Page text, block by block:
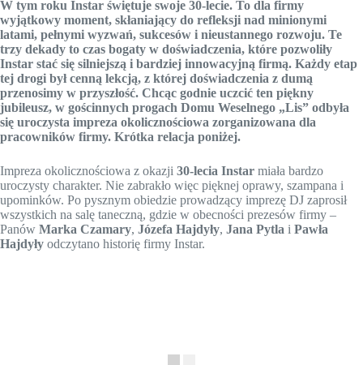
W tym roku Instar świętuje swoje 30-lecie. To dla firmy
wyjątkowy moment, skłaniający do refleksji nad minionymi
latami, pełnymi wyzwań, sukcesów i nieustannego rozwoju. Te
trzy dekady to czas bogaty w doświadczenia, które pozwoliły
Instar stać się silniejszą i bardziej innowacyjną firmą. Każdy etap
tej drogi był cenną lekcją, z której doświadczenia z dumą
przenosimy w przyszłość. Chcąc godnie uczcić ten piękny
jubileusz, w gościnnych progach Domu Weselnego „Lis” odbyła
się uroczysta impreza okolicznościowa zorganizowana dla
pracowników firmy. Krótka relacja poniżej.
Impreza okolicznościowa z okazji 30-lecia Instar miała bardzo
uroczysty charakter. Nie zabrakło więc pięknej oprawy, szampana i
upominków. Po pysznym obiedzie prowadzący imprezę DJ zaprosił
wszystkich na salę taneczną, gdzie w obecności prezesów firmy –
Panów Marka Czamary, Józefa Hajdyły, Jana Pytla i Pawła
Hajdyły odczytano historię firmy Instar.